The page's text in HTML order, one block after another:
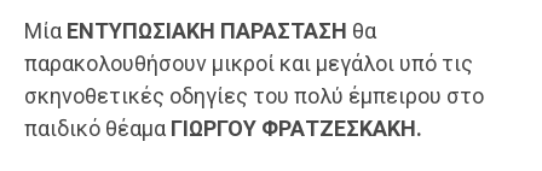
Μία ΕΝΤΥΠΩΣΙΑΚΗ ΠΑΡΑΣΤΑΣΗ θα
παρακολουθήσουν μικροί και μεγάλοι υπό τις
σκηνοθετικές οδηγίες του πολύ έμπειρου στο
παιδικό θέαμα ΓΙΩΡΓΟΥ ΦΡΑΤΖΕΣΚΑΚΗ.